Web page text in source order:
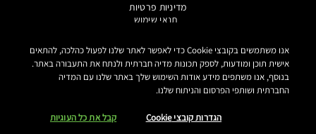
מדיניות פרטיות
תנאי שימוש
מידע על מוצרים מזוייפים
הגדרות קובצי COOKIE
MAKE-UP ART COSMETICS© מאק קוסמטיקס כל הזכויות שמורות.
הטקסטים מנוסחים באתר בלשון נקבה אך פונים לכל המגדרים
אנו משתמשים בקובצי Cookie כדי לאפשר לאתר שלנו לפעול כהלכה, להתאים
אישית תוכן ומודעות, לספק תכונות מדיה חברתית ולנתח את התעבורה באתר.
בנוסף, אנו משתפים מידע אודות השימוש שלך באתר שלנו עם המדיה
החברתית ושותפי הפרסום והניתוח שלנו.
הגדרות קובצי Cookie קבל את כל העוגיות